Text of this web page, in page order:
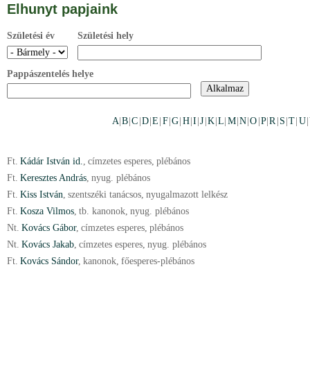
Elhunyt papjaink
Születési év Születési hely
Pappászentelés helye
A| B |C D |E F |G H I |J K |L M |N |O P |R S |T U
Ft. Kádár István id., címzetes esperes, plébános
Ft. Keresztes András, nyug. plébános
Ft. Kiss István, szentszéki tanácsos, nyugalmazott lelkész
Ft. Kosza Vilmos, tb. kanonok, nyug. plébános
Nt. Kovács Gábor, címzetes esperes, plébános
Nt. Kovács Jakab, címzetes esperes, nyug. plébános
Ft. Kovács Sándor, kanonok, főesperes-plébános